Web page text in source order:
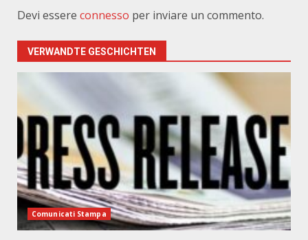
Devi essere connesso per inviare un commento.
VERWANDTE GESCHICHTEN
Comunicati Stampa